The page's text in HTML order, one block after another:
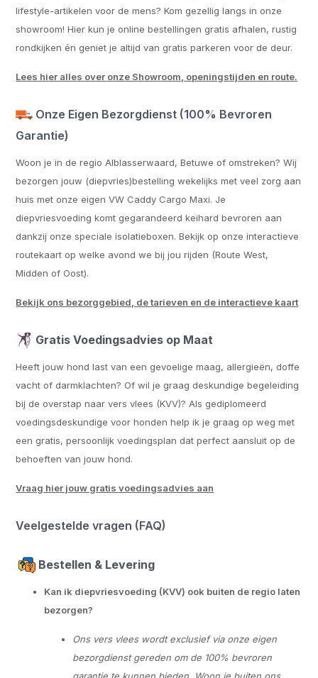
lifestyle-artikelen voor de mens? Kom gezellig langs in onze
showroom! Hier kun je online bestellingen gratis afhalen, rustig
rondkijken én geniet je altijd van gratis parkeren voor de deur.
Lees hier alles over onze Showroom, openingstijden en route.
Onze Eigen Bezorgdienst (100% Bevroren
Garantie)
Woon je in de regio Alblasserwaard, Betuwe of omstreken? Wij
bezorgen jouw (diepvries)bestelling wekelijks met veel zorg aan
huis met onze eigen VW Caddy Cargo Maxi. Je
diepvriesvoeding komt gegarandeerd keihard bevroren aan
dankzij onze speciale isolatieboxen. Bekijk op onze interactieve
routekaart op welke avond we bij jou rijden (Route West,
Midden of Oost).
Bekijk ons bezorggebied, de tarieven en de interactieve kaart
Gratis Voedingsadvies op Maat
Heeft jouw hond last van een gevoelige maag, allergieën, doffe
vacht of darmklachten? Of wil je graag deskundige begeleiding
bij de overstap naar vers vlees (KVV)? Als gediplomeerd
voedingsdeskundige voor honden help ik je graag op weg met
een gratis, persoonlijk voedingsplan dat perfect aansluit op de
behoeften van jouw hond.
Vraag hier jouw gratis voedingsadvies aan
Veelgestelde vragen (FAQ)
Bestellen & Levering
Kan ik diepvriesvoeding (KVV) ook buiten de regio laten
bezorgen?
Ons vers vlees wordt exclusief via onze eigen
bezorgdienst gereden om de 100% bevroren
garantie te kunnen bieden. Woon je buiten ons